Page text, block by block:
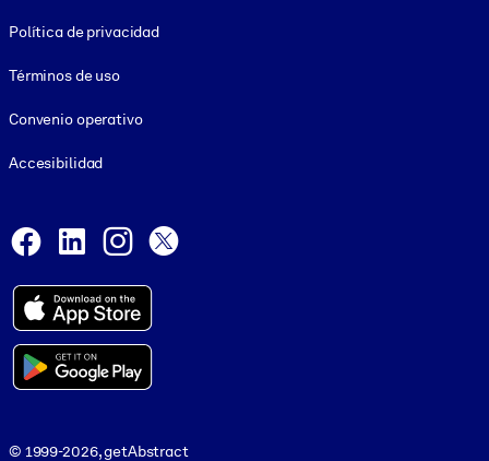
Política de privacidad
Términos de uso
Convenio operativo
Accesibilidad
Facebook
LinkedInInstagram
© 1999-2026, getAbstract